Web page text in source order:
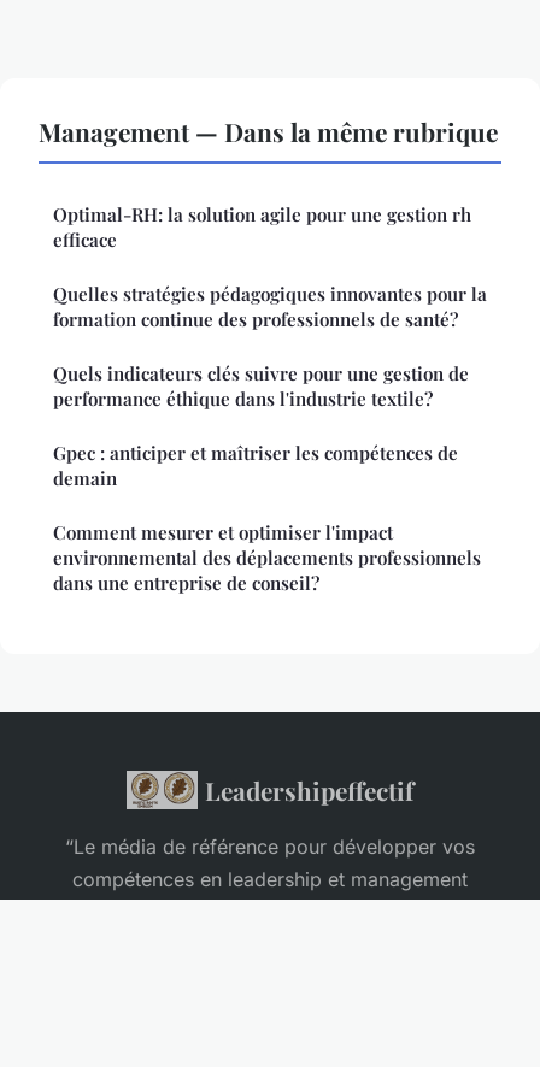
Management — Dans la même rubrique
Optimal-RH: la solution agile pour une gestion rh
efficace
Quelles stratégies pédagogiques innovantes pour la
formation continue des professionnels de santé?
Quels indicateurs clés suivre pour une gestion de
performance éthique dans l'industrie textile?
Gpec : anticiper et maîtriser les compétences de
demain
Comment mesurer et optimiser l'impact
environnemental des déplacements professionnels
dans une entreprise de conseil?
Leadershipeffectif
“Le média de référence pour développer vos
compétences en leadership et management